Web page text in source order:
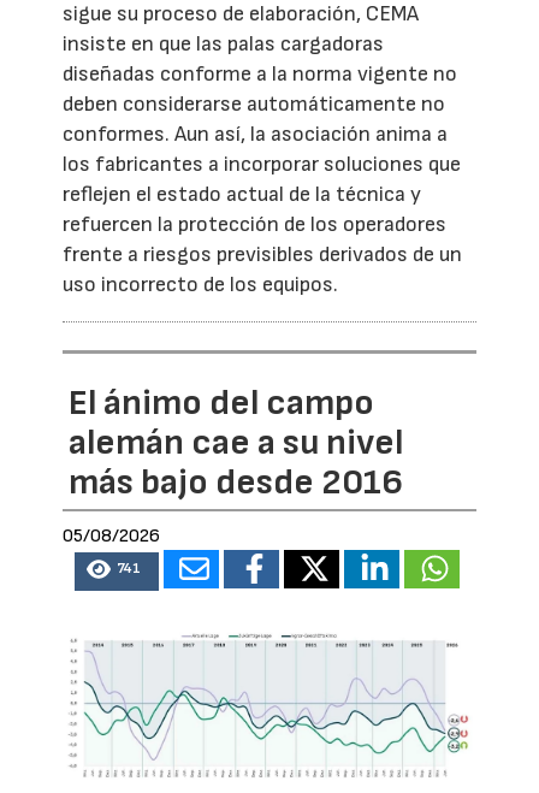
sigue su proceso de elaboración, CEMA
insiste en que las palas cargadoras
diseñadas conforme a la norma vigente no
deben considerarse automáticamente no
conformes. Aun así, la asociación anima a
los fabricantes a incorporar soluciones que
reflejen el estado actual de la técnica y
refuercen la protección de los operadores
frente a riesgos previsibles derivados de un
uso incorrecto de los equipos.
El ánimo del campo
alemán cae a su nivel
más bajo desde 2016
05/08/2026
741